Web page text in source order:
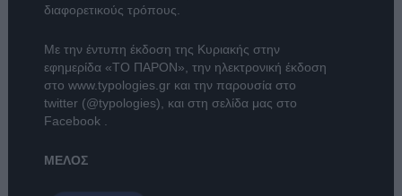
διαφορετικούς τρόπους.
Με την έντυπη έκδοση της Κυριακής στην
εφημερίδα «ΤΟ ΠΑΡΟΝ» , την ηλεκτρονική έκδοση
στο www.typologies.grκαι την παρουσία στο
twitter (@typologies) , και στη σελίδα μας στο
Facebook
ΜΕΛΟΣ